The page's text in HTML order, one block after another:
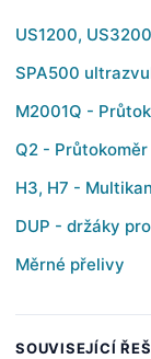
US1200,
SPA500
M2001Q -
Q2 -
H3, H7 -
DUP - držáky
Měrné přelivy
SOUVISEJÍCÍ